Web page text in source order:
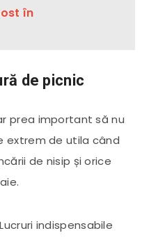
în
de picnic
prea important să nu
extrem de utila când
de nisip și orice